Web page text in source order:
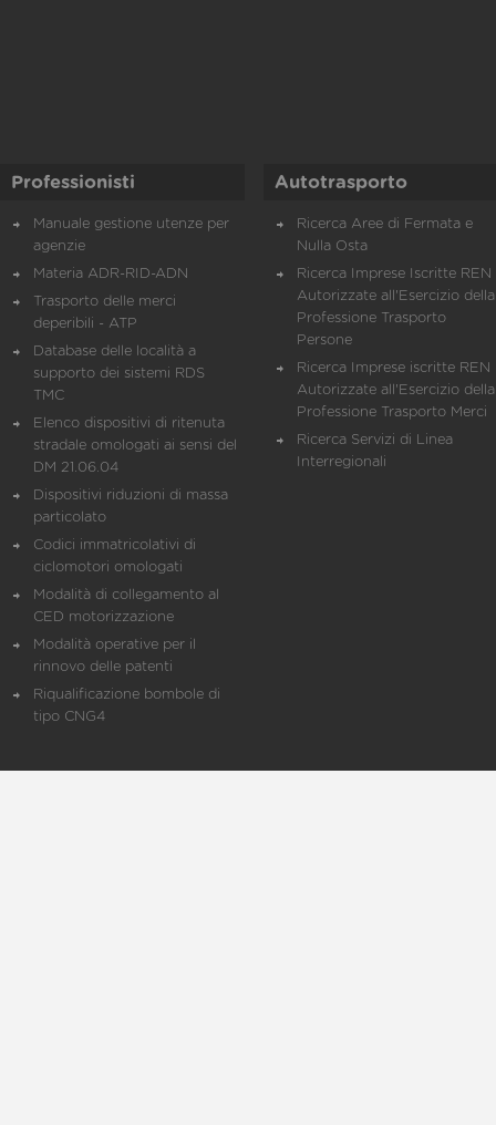
Professionisti
Manuale gestione utenze per
agenzie
Materia ADR-RID-ADN
Trasporto delle merci
deperibili - ATP
Database delle località a
supporto dei sistemi RDS
TMC
Elenco dispositivi di ritenuta
stradale omologati ai sensi del
DM 21.06.04
Dispositivi riduzioni di massa
particolato
Codici immatricolativi di
ciclomotori omologati
Modalità di collegamento al
CED motorizzazione
Modalità operative per il
rinnovo delle patenti
Riqualificazione bombole di
tipo CNG4
Autotrasporto
Ricerca Aree di Fermata e
Nulla Osta
Ricerca Imprese Iscritte REN
Autorizzate all'Esercizio della
Professione Trasporto
Persone
Ricerca Imprese iscritte REN
Autorizzate all'Esercizio della
Professione Trasporto Merci
Ricerca Servizi di Linea
Interregionali